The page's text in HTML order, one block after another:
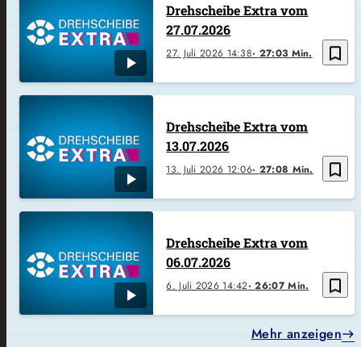
bookmark_border
27. Juli 2026 14:38 27:03 Min.
Drehscheibe Extra vom
27.07.2026
bookmark_border
13. Juli 2026 12:06 27:08 Min.
Drehscheibe Extra vom
13.07.2026
bookmark_border
6. Juli 2026 14:42 26:07 Min.
Drehscheibe Extra vom
06.07.2026
Mehr anzeigen